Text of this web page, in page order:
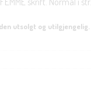
utsolgt og utilgjengelig.